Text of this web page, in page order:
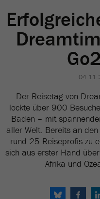
Der Reisetag von
lockte über 900
Baden – mit
aller Welt. Bereits an
rund 25 Reiseprofis zu
sich aus erster Hand
Afrika und